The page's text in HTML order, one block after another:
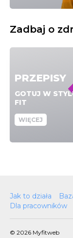
Zadbaj o
PRZEPISY
GOTUJ W
FIT
WIĘCEJ
Jak to działa
Dla pracowników
© 2026 Myfitweb